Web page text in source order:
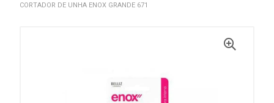
CORTADOR DE UNHA ENOX GRANDE 671